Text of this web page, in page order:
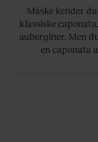
Måske kender
klassiske
auberginer. Men
en caponata